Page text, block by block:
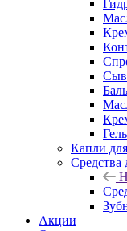
Капли для
Средства
Акции